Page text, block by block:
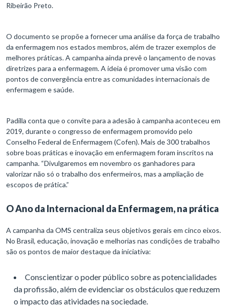
Ribeirão Preto.
O documento se propõe a fornecer uma análise da força de trabalho
da enfermagem nos estados membros, além de trazer exemplos de
melhores práticas. A campanha ainda prevê o lançamento de novas
diretrizes para a enfermagem. A ideia é promover uma visão com
pontos de convergência entre as comunidades internacionais de
enfermagem e saúde.
Padilla conta que o convite para a adesão à campanha aconteceu em
2019, durante o congresso de enfermagem promovido pelo
Conselho Federal de Enfermagem (Cofen). Mais de 300 trabalhos
sobre boas práticas e inovação em enfermagem foram inscritos na
campanha. “Divulgaremos em novembro os ganhadores para
valorizar não só o trabalho dos enfermeiros, mas a ampliação de
escopos de prática.”
O Ano da Internacional da Enfermagem, na prática
A campanha da OMS centraliza seus objetivos gerais em cinco eixos.
No Brasil, educação, inovação e melhorias nas condições de trabalho
são os pontos de maior destaque da iniciativa:
Conscientizar o poder público sobre as potencialidades
da profissão, além de evidenciar os obstáculos que reduzem
o impacto das atividades na sociedade.